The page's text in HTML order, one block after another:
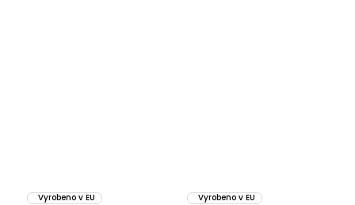
Vyrobeno v EU Vyrobeno v EU